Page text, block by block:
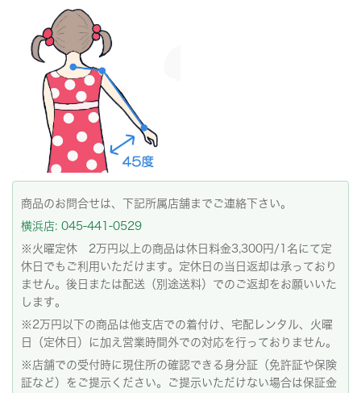
商品のお問合せは、下記所属店舗までご連絡下さい。
横浜店: 045-441-0529
※火曜定休 2万円以上の商品は休日料金3,300円/1名にて定
休日でもご利用いただけます。定休日の当日返却は承っており
ません。後日または配送（別途送料）でのご返却をお願いいた
します。
※2万円以下の商品は他支店での着付け、宅配レンタル、火曜
日（定休日）に加え営業時間外での対応を行っておりません。
※店舗での受付時に現住所の確認できる身分証（免許証や保険
証など）をご提示ください。ご提示いただけない場合は保証金